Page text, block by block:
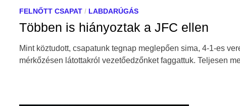
FELNŐTT CSAPAT / LABDARÚGÁS
Többen is hiányoztak a JFC ellen
Mint köztudott, csapatunk tegnap meglepően sima, 4-1-es
mérkőzésen látottakról vezetőedzőnket faggattuk. Teljesen